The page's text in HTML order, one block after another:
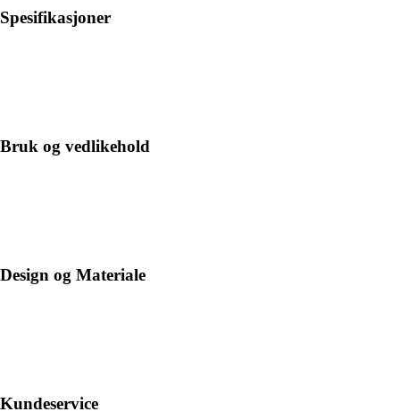
Spesifikasjoner
Bruk og vedlikehold
Design og Materiale
Kundeservice